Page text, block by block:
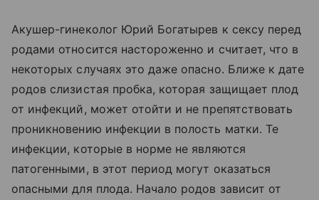
Акушер-гинеколог Юрий Богатырев к сексу перед
родами относится настороженно и считает, что в
некоторых случаях это даже опасно. Ближе к дате
родов слизистая пробка, которая защищает плод
от инфекций, может отойти и не препятствовать
проникновению инфекции в полость матки. Те
инфекции, которые в норме не являются
патогенными, в этот период могут оказаться
опасными для плода. Начало родов зависит от